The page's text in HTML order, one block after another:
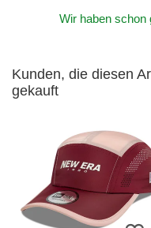
Wir haben schon
Kunden, die diesen
gekauft